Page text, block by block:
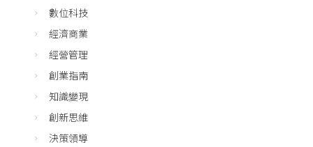
數位科技
經濟商業
經營管理
創業指南
知識變現
創新思維
決策領導